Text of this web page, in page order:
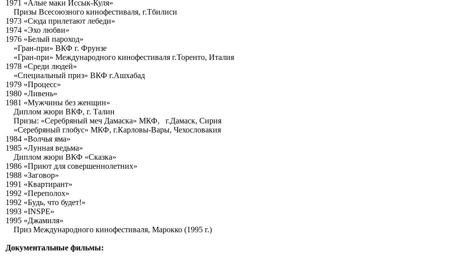
1971 «Алые маки Иссык-Куля»
Призы Всесоюзного кинофестиваля, г.Тбилиси
1973 «Сюда прилетают лебеди»
1974 «Эхо любви»
1976 «Белый пароход»
«Гран-при» ВКФ г. Фрунзе
«Гран-при» Международного кинофестиваля г.Торенто, Италия
1978 «Среди людей»
«Специальный приз» ВКФ г.Ашхабад
1979 «Процесс»
1980 «Ливень»
1981 «Мужчины без женщин»
Диплом жюри ВКФ, г. Талин
Призы: «Серебряный меч Дамаска» МКФ, г.Дамаск, Сирия
«Серебряный глобус» МКФ, г.Карловы-Вары, Чехословакия
1984 «Волчья яма»
1985 «Лунная ведьма»
Диплом жюри ВКФ «Сказка»
1986 «Приют для совершеннолетних»
1988 «Заговор»
1991 «Квартирант»
1992 «Переполох»
1992 «Будь, что будет!»
1993 «INSPE»
1995 «Джамиля»
Приз Международного кинофестиваля, Марокко (1995 г.)
Документальные фильмы: